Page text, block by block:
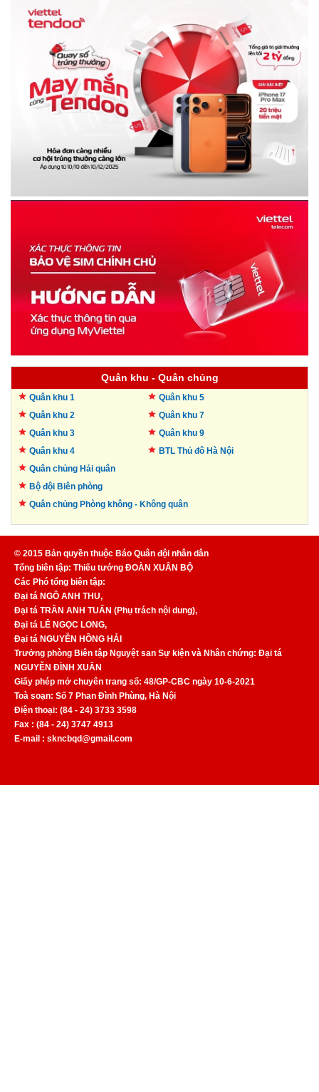
Quân khu - Quân chủng
Quân khu 1
Quân khu 2
Quân khu 3
Quân khu 4
Quân khu 5
Quân khu 7
Quân khu 9
BTL Thủ đô Hà Nội
Quân chủng Hải quân
Bộ đội Biên phòng
Quân chủng Phòng không - Không quân
© 2015 Bản quyền thuộc Báo Quân đội nhân dân
Tổng biên tập: Thiếu tướng ĐOÀN XUÂN BỘ
Các Phó tổng biên tập:
Đại tá NGÔ ANH THU,
Đại tá TRẦN ANH TUẤN (Phụ trách nội dung),
Đại tá LÊ NGỌC LONG,
Đại tá NGUYỄN HỒNG HẢI
Trưởng phòng Biên tập Nguyệt san Sự kiện và Nhân chứng: Đại tá
NGUYỄN ĐÌNH XUÂN
Giấy phép mở chuyên trang số: 48/GP-CBC ngày 10-6-2021
Toà soạn: Số 7 Phan Đình Phùng, Hà Nội
Điện thoại: (84 - 24) 3733 3598
Fax : (84 - 24) 3747 4913
E-mail : skncbqd@gmail.com